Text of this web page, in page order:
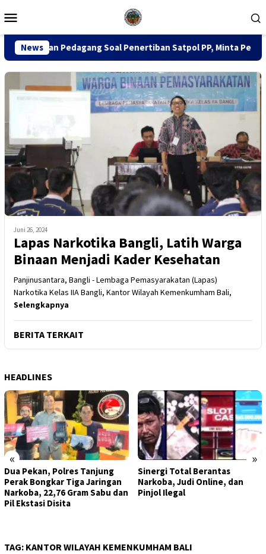
ke
Mobile
News
Soal Penertiban Satpol PP, Minta Pendekatan Humanis
Juni 26, 2024
Lapas Narkotika Bangli, Latih Warga
Binaan Menjadi Kader Kesehatan
Panjinusantara, Bangli - Lembaga Pemasyarakatan (Lapas)
Narkotika Kelas IIA Bangli, Kantor Wilayah Kemenkumham Bali,
Selengkapnya
BERITA TERKAIT
HEADLINES
« »
Dua Pekan, Polres Tanjung
Perak Bongkar Tiga Jaringan
Narkoba, 22,76 Gram Sabu dan
Pil Ekstasi Disita
Sinergi Total Berantas
Narkoba, Judi Online, dan
Pinjol Ilegal
TAG: KANTOR WILAYAH KEMENKUMHAM BALI